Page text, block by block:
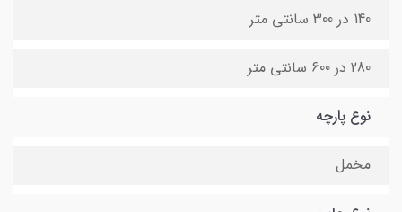
140 در 300 سانتی متر
280 در 600 سانتی متر
نوع پارچه
مخمل